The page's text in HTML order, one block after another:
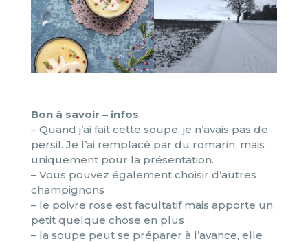
Bon à savoir – infos
– Quand j’ai fait cette soupe, je n’avais pas de
persil. Je l’ai remplacé par du romarin, mais
uniquement pour la présentation.
– Vous pouvez également choisir d’autres
champignons
– le poivre rose est facultatif mais apporte un
petit quelque chose en plus
– la soupe peut se préparer à l’avance, elle